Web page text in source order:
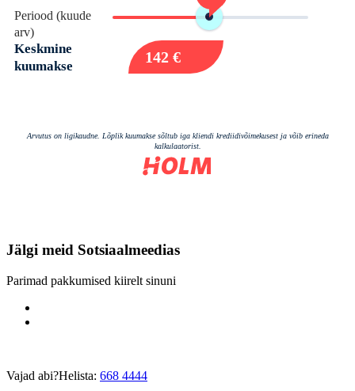
Jälgi meid Sotsiaalmeedias
Parimad pakkumised kiirelt sinuni
Vajad abi?Helista: 668 4444